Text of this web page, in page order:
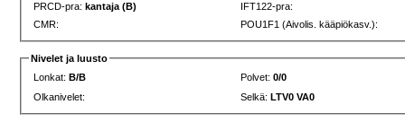
PRCD-pra: kantaja (B)
IFT122-pra:
CMR:
POU1F1 (Aivolis. kääpiökasv.):
Nivelet ja luusto
Lonkat:B/B Polvet:0/0
Olkanivelet:
Selkä:LTV0 VA0